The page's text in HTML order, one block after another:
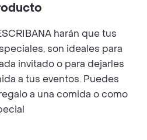
harán que tus
son ideales para
invitado o para dejarles
a tus eventos. Puedes
a una comida o como